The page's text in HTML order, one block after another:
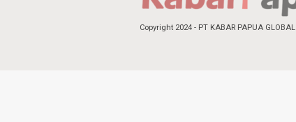
Copyright 2024 - PT KABAR PAPUA GLOBAL